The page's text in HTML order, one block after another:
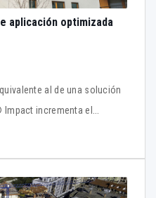
aplicación optimizada
al de una solución
incrementa el